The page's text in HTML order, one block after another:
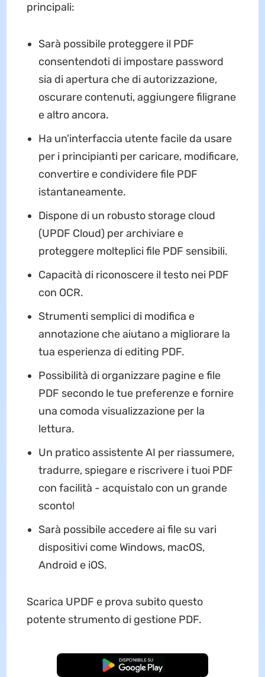
principali:
Sarà possibile proteggere il PDF
consentendoti di impostare password
sia di apertura che di autorizzazione,
oscurare contenuti, aggiungere filigrane
e altro ancora.
Ha un'interfaccia utente facile da usare
per i principianti per caricare, modificare,
convertire e condividere file PDF
istantaneamente.
Dispone di un robusto storage cloud
(UPDF Cloud) per archiviare e
proteggere molteplici file PDF sensibili.
Capacità di riconoscere il testo nei PDF
con OCR.
Strumenti semplici di modifica e
annotazione che aiutano a migliorare la
tua esperienza di editing PDF.
Possibilità di organizzare pagine e file
PDF secondo le tue preferenze e fornire
una comoda visualizzazione per la
lettura.
Un pratico assistente AI per riassumere,
tradurre, spiegare e riscrivere i tuoi PDF
con facilità - acquistalo con un grande
sconto!
Sarà possibile accedere ai file su vari
dispositivi come Windows, macOS,
Android e iOS.
Scarica UPDF e prova subito questo
potente strumento di gestione PDF.
Download Gratis